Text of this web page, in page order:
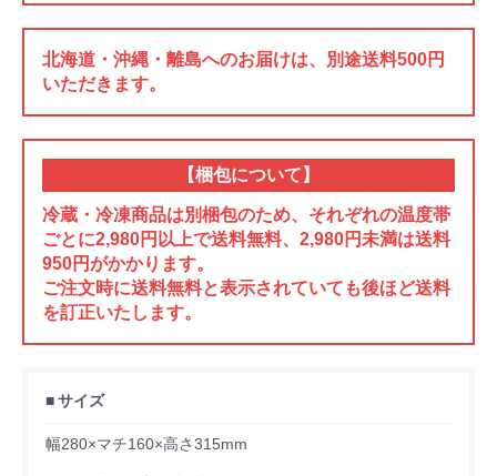
北海道・沖縄・離島へのお届けは、別途送料500円
いただきます。
【梱包について】
冷蔵・冷凍商品は別梱包のため、それぞれの温度帯
ごとに2,980円以上で送料無料、2,980円未満は送料
950円がかかります。
ご注文時に送料無料と表示されていても後ほど送料
を訂正いたします。
サイズ
幅280×マチ160×高さ315mm